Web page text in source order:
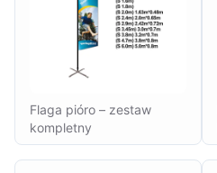
Flaga pióro – zestaw
kompletny